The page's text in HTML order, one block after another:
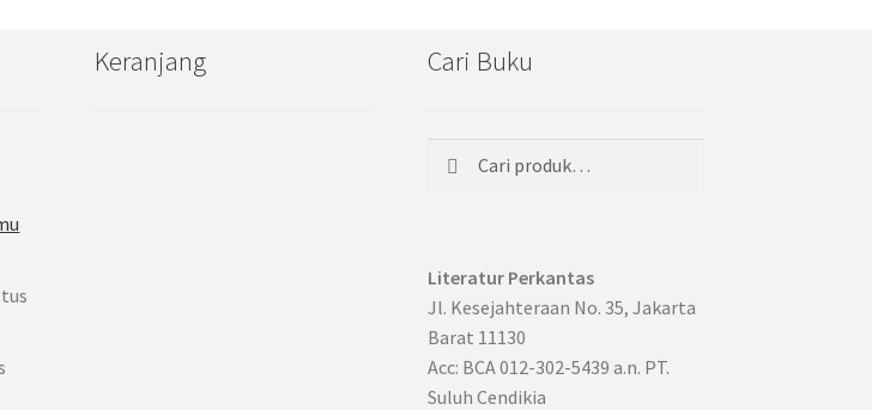
Keranjang Cari Buku
Pencarian
Literatur Perkantas
Jl. Kesejahteraan No. 35, Jakarta
Barat 11130
Acc: BCA 012-302-5439 a.n. PT.
Suluh Cendikia